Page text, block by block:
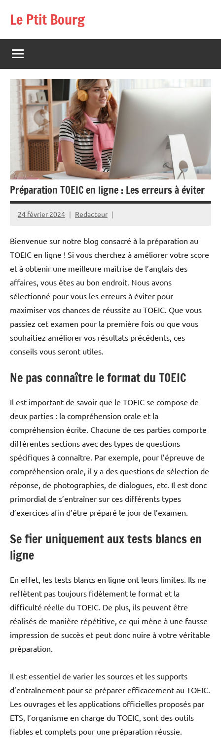
Le Ptit Bourg
Préparation TOEIC en ligne : Les erreurs à éviter
24 février 2024 Redacteur
Bienvenue sur notre blog consacré à la préparation au
TOEIC en ligne ! Si vous cherchez à améliorer votre score
et à obtenir une meilleure maîtrise de l’anglais des
affaires, vous êtes au bon endroit. Nous avons
sélectionné pour vous les erreurs à éviter pour
maximiser vos chances de réussite au TOEIC. Que vous
passiez cet examen pour la première fois ou que vous
souhaitiez améliorer vos résultats précédents, ces
conseils vous seront utiles.
Ne pas connaître le format du TOEIC
Il est important de savoir que le TOEIC se compose de
deux parties : la compréhension orale et la
compréhension écrite. Chacune de ces parties comporte
différentes sections avec des types de questions
spécifiques à connaître. Par exemple, pour l’épreuve de
compréhension orale, il y a des questions de sélection de
réponse, de photographies, de dialogues, etc. Il est donc
primordial de s’entraîner sur ces différents types
d’exercices afin d’être préparé le jour de l’examen.
Se fier uniquement aux tests blancs en
ligne
En effet, les tests blancs en ligne ont leurs limites. Ils ne
reflètent pas toujours fidèlement le format et la
difficulté réelle du TOEIC. De plus, ils peuvent être
réalisés de manière répétitive, ce qui mène à une fausse
impression de succès et peut donc nuire à votre véritable
préparation.
Il est essentiel de varier les sources et les supports
d’entraînement pour se préparer efficacement au TOEIC.
Les ouvrages et les applications officielles proposés par
ETS, l’organisme en charge du TOEIC, sont des outils
fiables et complets pour une préparation réussie.